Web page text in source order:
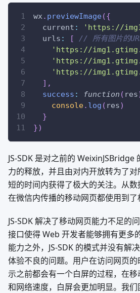
wx . previewImage({
current :
'https://
urls : [
// 所有图片的
'https://
'https://
'https://
] ,
success : function ( res
console. log ( res)
}
})
JS-SDK 是对之前的 WeixinJSBridge
力的释放，并且由对内开放转为了
短的时间内获得了极大的关注。从
在微信内传播的移动网页都使用到了
JS-SDK 解决了移动网页能力不足的
接口使得 Web 开发者能够拥有更多
能力之外，JS-SDK 的模式并没有解
体验不良的问题。用户在访问网页
示之前都会有一个白屏的过程，在
和网络速度，白屏会更加明显。我